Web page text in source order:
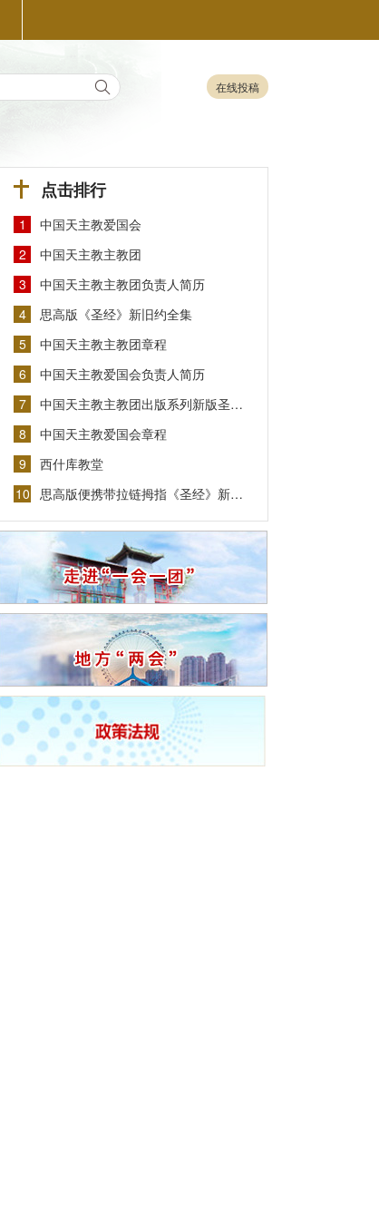
在线投稿
点击排行
1
中国天主教爱国会
2
中国天主教主教团
3
中国天主教主教团负责人简历
4
思高版《圣经》新旧约全集
5
中国天主教主教团章程
6
中国天主教爱国会负责人简历
7
中国天主教主教团出版系列新版圣…
8
中国天主教爱国会章程
9
西什库教堂
10 思高版便携带拉链拇指《圣经》新…